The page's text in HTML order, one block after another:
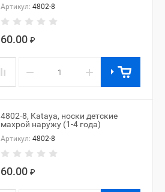
Артикул: 4802-8
60.00 ₽
− +
4802-8, Kataya, носки детские
махрой наружу (1-4 года)
Артикул: 4802-8
60.00 ₽